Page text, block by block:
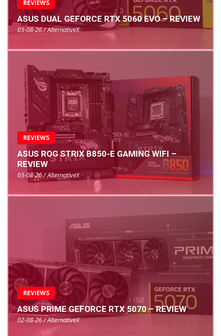
REVIEWS
ASUS DUAL GEFORCE RTX 5060 EVO – REVIEW
03-08-26 / AlternativeX
REVIEWS
ASUS ROG STRIX B850-E GAMING WIFI –
REVIEW
03-08-26 / AlternativeX
REVIEWS
ASUS PRIME GEFORCE RTX 5070 – REVIEW
02-08-26 / AlternativeX